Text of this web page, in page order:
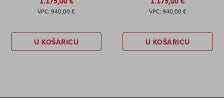
940,00 €
U KOŠARICU
940,00 €
U KOŠARICU